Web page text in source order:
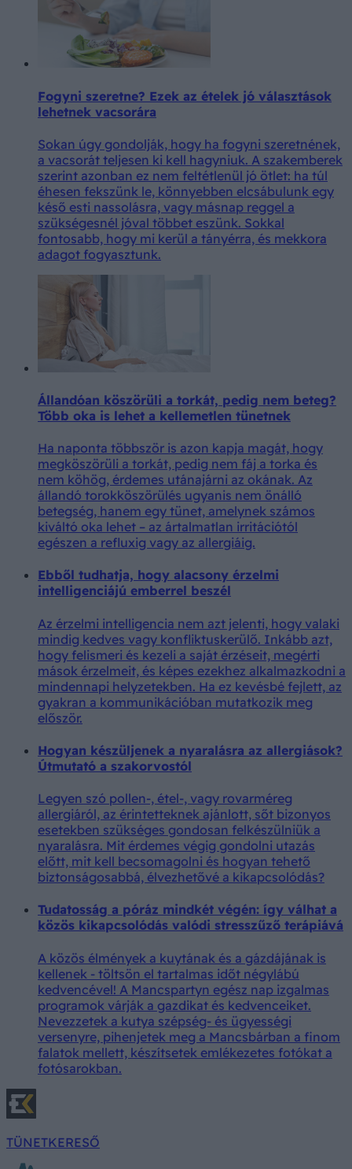
Fogyni szeretne? Ezek az ételek jó választások
lehetnek vacsorára
Sokan úgy gondolják, hogy ha fogyni szeretnének,
a vacsorát teljesen ki kell hagyniuk. A szakemberek
szerint azonban ez nem feltétlenül jó ötlet: ha túl
éhesen fekszünk le, könnyebben elcsábulunk egy
késő esti nassolásra, vagy másnap reggel a
szükségesnél jóval többet eszünk. Sokkal
fontosabb, hogy mi kerül a tányérra, és mekkora
adagot fogyasztunk.
Állandóan köszörüli a torkát, pedig nem beteg?
Több oka is lehet a kellemetlen tünetnek
Ha naponta többször is azon kapja magát, hogy
megköszörüli a torkát, pedig nem fáj a torka és
nem köhög, érdemes utánajárni az okának. Az
állandó torokköszörülés ugyanis nem önálló
betegség, hanem egy tünet, amelynek számos
kiváltó oka lehet – az ártalmatlan irritációtól
egészen a refluxig vagy az allergiáig.
Ebből tudhatja, hogy alacsony érzelmi
intelligenciájú emberrel beszél
Az érzelmi intelligencia nem azt jelenti, hogy valaki
mindig kedves vagy konfliktuskerülő. Inkább azt,
hogy felismeri és kezeli a saját érzéseit, megérti
mások érzelmeit, és képes ezekhez alkalmazkodni a
mindennapi helyzetekben. Ha ez kevésbé fejlett, az
gyakran a kommunikációban mutatkozik meg
először.
Hogyan készüljenek a nyaralásra az allergiások?
Útmutató a szakorvostól
Legyen szó pollen-, étel-, vagy rovarméreg
allergiáról, az érintetteknek ajánlott, sőt bizonyos
esetekben szükséges gondosan felkészülniük a
nyaralásra. Mit érdemes végig gondolni utazás
előtt, mit kell becsomagolni és hogyan tehető
biztonságosabbá, élvezhetővé a kikapcsolódás?
Tudatosság a póráz mindkét végén: így válhat a
közös kikapcsolódás valódi stresszűző terápiává
A közös élmények a kuytának és a gázdájának is
kellenek - töltsön el tartalmas időt négylábú
kedvencével! A Mancspartyn egész nap izgalmas
programok várják a gazdikat és kedvenceiket.
Nevezzetek a kutya szépség- és ügyességi
versenyre, pihenjetek meg a Mancsbárban a finom
falatok mellett, készítsetek emlékezetes fotókat a
fotósarokban.
TÜNETKERESŐ